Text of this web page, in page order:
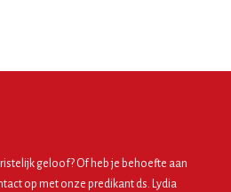
geloof? Of heb je behoefte aan
op met onze predikant ds. Lydia